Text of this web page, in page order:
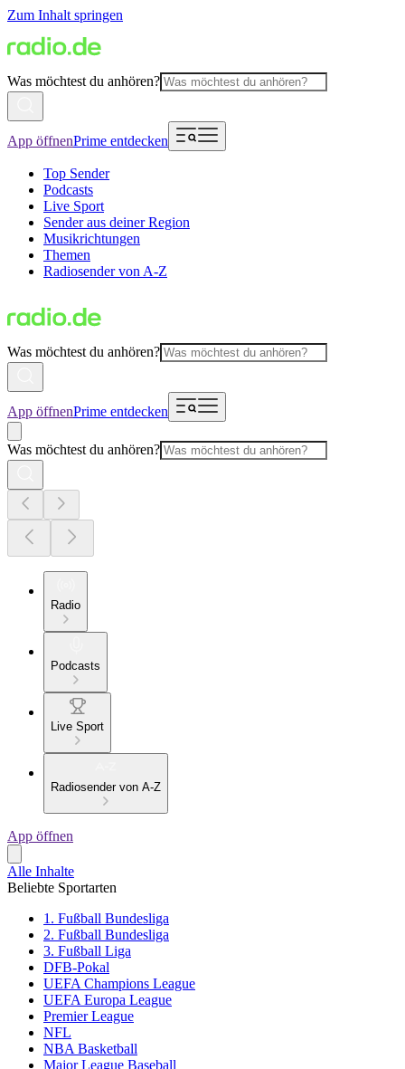
Zum Inhalt springen
Was möchtest du anhören?
App öffnenPrime entdecken
Top Sender
Podcasts
Live Sport
Sender aus deiner Region
Musikrichtungen
Themen
Radiosender von A-Z
Was möchtest du anhören?
App öffnenPrime entdecken
Was möchtest du anhören?
Radio
Podcasts
Live Sport
Radiosender von A-Z
App öffnen
Alle Inhalte
Beliebte Sportarten
1. Fußball Bundesliga
2. Fußball Bundesliga
3. Fußball Liga
DFB-Pokal
UEFA Champions League
UEFA Europa League
Premier League
NFL
NBA Basketball
Major League Baseball